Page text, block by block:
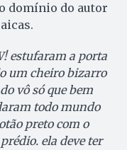
domínio do autor
estufaram a porta
um cheiro bizarro
vô só que bem
todo mundo
preto com o
ela deve ter